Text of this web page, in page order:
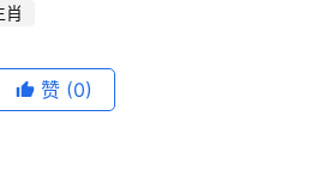
肖
赞 (0)